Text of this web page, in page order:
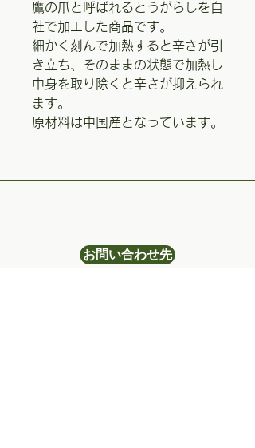
鷹の爪と呼ばれるとうがらしを自
社で加工した商品です。
細かく刻んで加熱すると辛さが引
き立ち、そのままの状態で加熱し
中身を取り除くと辛さが抑えられ
ます。
原材料は中国産となっています。
お問い合わせ先